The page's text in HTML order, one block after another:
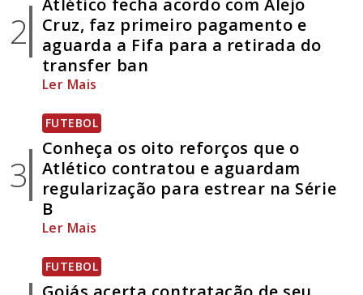
2
Cruz, faz primeiro pagamento e
aguarda a Fifa para a retirada do
transfer ban
Ler Mais
3
FUTEBOL
Conheça os oito reforços que o
Atlético contratou e aguardam
regularização para estrear na Série
B
Ler Mais
FUTEBOL